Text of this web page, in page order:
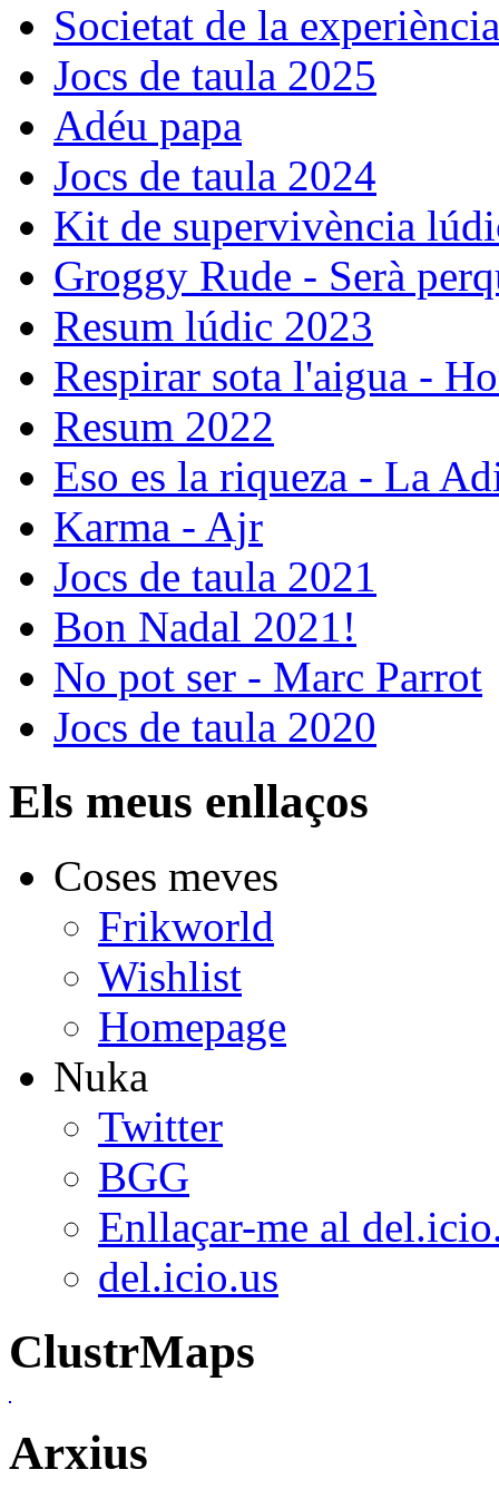
Societat de la experiència
Jocs de taula 2025
Adéu papa
Jocs de taula 2024
Kit de supervivència
Groggy Rude - Serà
Resum lúdic 2023
Respirar sota l'aigua -
Resum 2022
Eso es la riqueza - La
Karma - Ajr
Jocs de taula 2021
Bon Nadal 2021!
No pot ser - Marc Parrot
Jocs de taula 2020
Els meus enllaços
Coses meves
Frikworld
Wishlist
Homepage
Nuka
Twitter
BGG
Enllaçar-me al
del.icio.us
ClustrMaps
Arxius